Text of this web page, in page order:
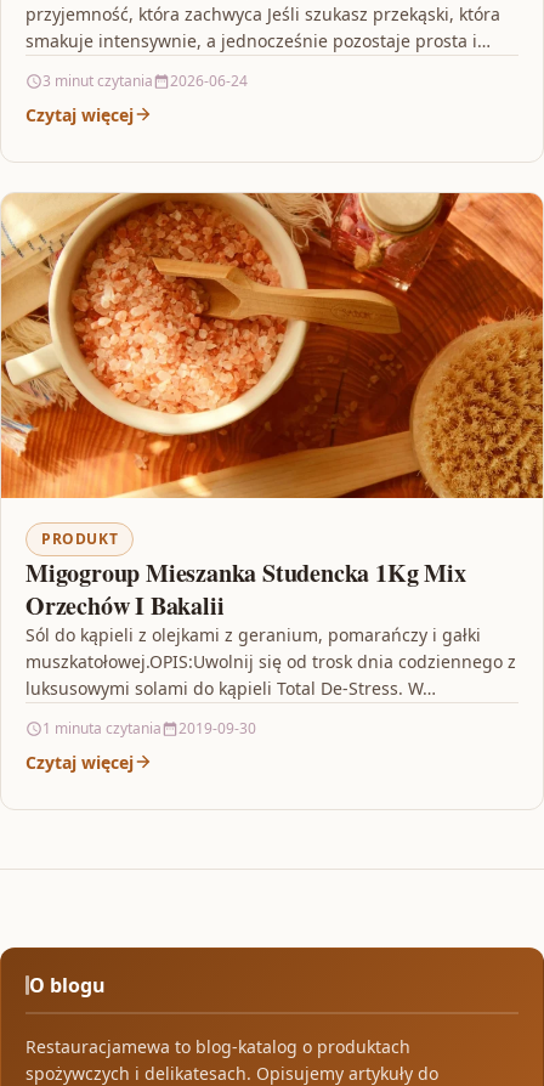
przyjemność, która zachwyca Jeśli szukasz przekąski, która
smakuje intensywnie, a jednocześnie pozostaje prosta i
3 minut czytania 2026-06-24
Czytaj więcej
PRODUKT
Migogroup Mieszanka Studencka 1Kg Mix
Orzechów I Bakalii
Sól do kąpieli z olejkami z geranium, pomarańczy i gałki
muszkatołowej.OPIS:Uwolnij się od trosk dnia codziennego z
luksusowymi solami do kąpieli Total De-Stress. W…
1 minuta czytania 2019-09-30
Czytaj więcej
O blogu
Restauracjamewa to blog-katalog o produktach
spożywczych i delikatesach. Opisujemy artykuły do